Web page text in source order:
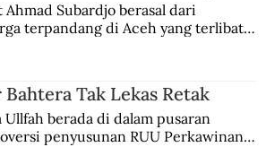
Ahmad Subardjo berasal dari
terpandang di Aceh yang terlibat
Bahtera Tak Lekas Retak
Ullfah berada di dalam pusaran
penyusunan RUU Perkawinan.